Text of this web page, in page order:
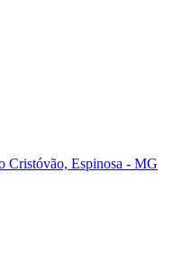
Cristóvão, Espinosa - MG